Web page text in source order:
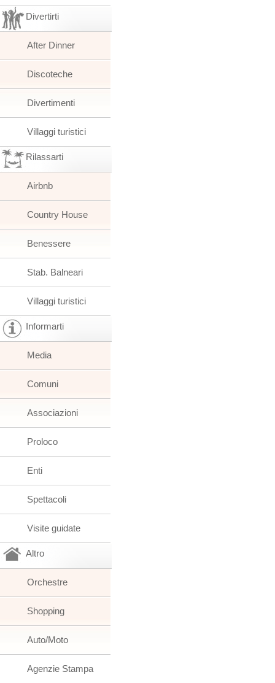
Divertirti
After Dinner
Discoteche
Divertimenti
Villaggi turistici
Rilassarti
Airbnb
Country House
Benessere
Stab. Balneari
Villaggi turistici
Informarti
Media
Comuni
Associazioni
Proloco
Enti
Spettacoli
Visite guidate
Altro
Orchestre
Shopping
Auto/Moto
Agenzie Stampa